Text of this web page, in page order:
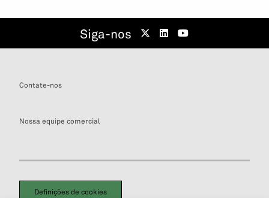
Siga-nos
Contate-nos
Nossa equipe comercial
Definições de cookies